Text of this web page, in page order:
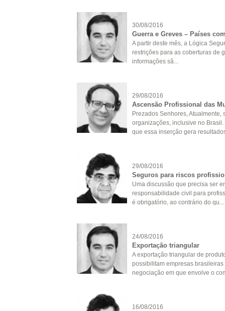
30/08/2016
Guerra e Greves – Países
A partir deste mês, a Lógica
restrições para as coberturas de
informações sã...
29/08/2016
Ascensão Profissional das
Prezados Senhores,
organizações, inclusive no
que essa inserção gera
29/08/2016
Seguros para riscos
Uma discussão que precisa ser
responsabilidade civil para
é obrigatório, ao contrário do qu...
24/08/2016
Exportação triangular
A exportação triangular de
possibilitam empresas
negociação em que envolve o
16/08/2016